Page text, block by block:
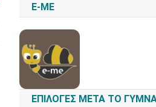
E-ME
ΕΠΙΛΟΓΈΣ ΜΕΤΆ ΤΟ